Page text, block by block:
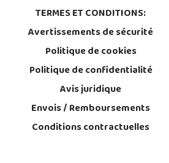
TERMES ET CONDITIONS:
Avertissements de sécurité
Politique de cookies
Politique de confidentialité
Avis juridique
Envois / Remboursements
Conditions contractuelles